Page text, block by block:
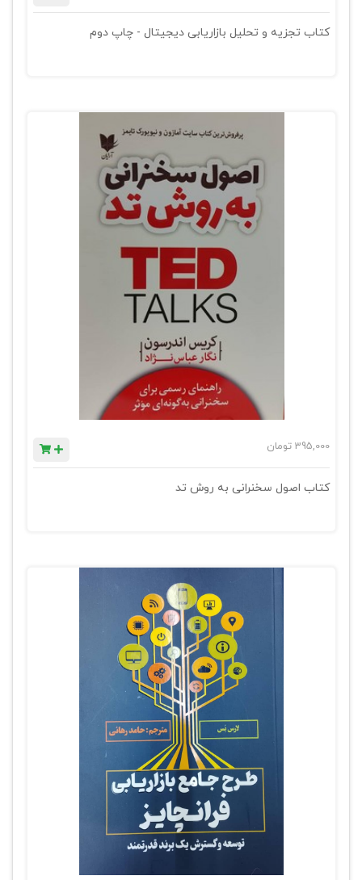
کتاب تجزیه و تحلیل بازاریابی دیجیتال - چاپ دوم
395,000 تومان
کتاب اصول سخنرانی به روش تد